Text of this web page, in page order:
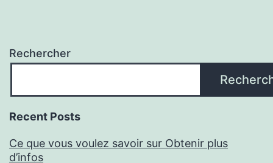
Rechercher
Recent Posts
Ce que vous voulez savoir sur Obtenir plus
d’infos